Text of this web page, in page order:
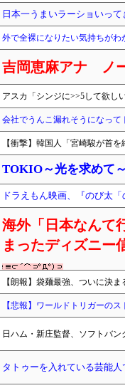
日本一うまいラーショいって
外で全裸になりたい気持ちがわ
吉岡恵麻アナ ノ
アスカ「シンジに>>5して欲し
会社でうんこ漏れそうになっ
【衝撃】韓国人「宮崎駿が首を
TOKIO～光を求め
ドラえもん映画、『のび太
海外「日本なんて
まったディズニー
【朗報】袋麺最強、ついに決ま
【悲報】ワールドトリガーの
日ハム・新庄監督、ソフトバ
タトゥーを入れている芸能人